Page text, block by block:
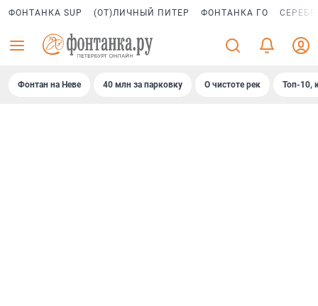
ФОНТАНКА SUP (ОТ)ЛИЧНЫЙ ПИТЕР ФОНТАНКА ГО
Фонтан на Неве 40 млн за парковку О чистоте рек Топ-10,